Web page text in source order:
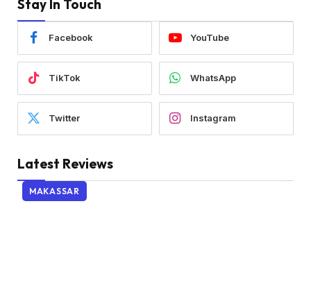
Stay In Touch
Facebook YouTube
TikTok WhatsApp
Twitter Instagram
Latest Reviews
MAKASSAR